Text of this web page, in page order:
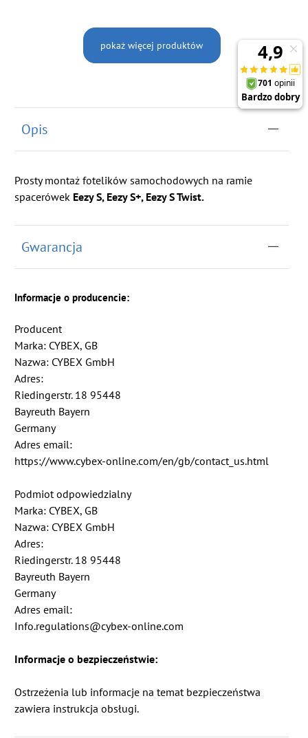
pokaż więcej produktów
Opis
Prosty montaż fotelików samochodowych na ramie
spacerówek Eezy S, Eezy S+, Eezy S Twist.
Gwarancja
Informacje o producencie:
Producent
Marka: CYBEX, GB
Nazwa: CYBEX GmbH
Adres:
Riedingerstr. 18 95448
Bayreuth Bayern
Germany
Adres email:
https://www.cybex-online.com/en/gb/contact_us.html
Podmiot odpowiedzialny
Marka: CYBEX, GB
Nazwa: CYBEX GmbH
Adres:
Riedingerstr. 18 95448
Bayreuth Bayern
Germany
Adres email:
Info.regulations@cybex-online.com
Informacje o bezpieczeństwie:
Ostrzeżenia lub informacje na temat bezpieczeństwa
zawiera instrukcja obsługi.